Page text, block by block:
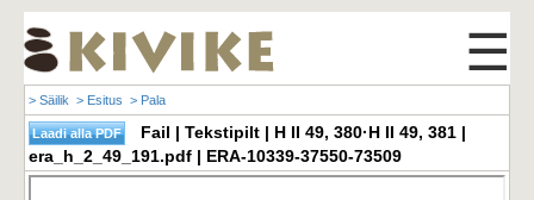
☰
> Säilik > Esitus > Pala
Fail | Tekstipilt | H II 49, 380·H II 49, 381 |
era_h_2_49_191.pdf | ERA-10339-37550-73509